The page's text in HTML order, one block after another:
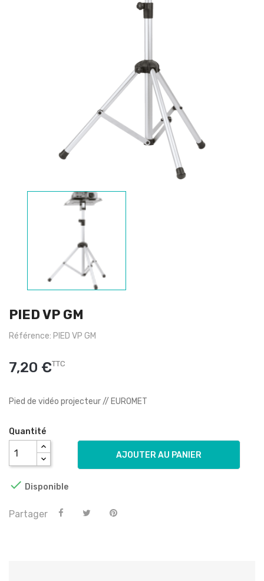
PIED VP GM
Référence: PIED VP GM
7,20 €TTC
Pied de vidéo projecteur // EUROMET
Quantité
AJOUTER AU PANIER
 Disponible
Partager